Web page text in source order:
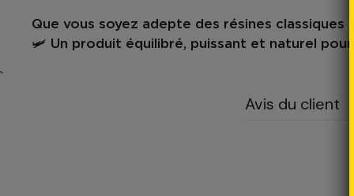
Que vous soyez adepte des résines classiques
🛩️ Un produit équilibré, puissant et naturel
`
Avis du client